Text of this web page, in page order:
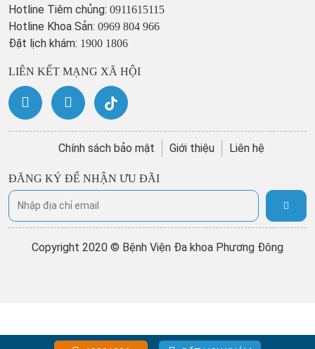
Hotline Tiêm chủng: 0911615115
Hotline Khoa Sản: 0969 804 966
Đặt lịch khám: 1900 1806
LIÊN KẾT MẠNG XÃ HỘI
Chính sách bảo mật Giới thiệu Liên hệ
ĐĂNG KÝ ĐỂ NHẬN ƯU ĐÃI
Copyright 2020 © Bệnh Viện Đa khoa Phương Đông